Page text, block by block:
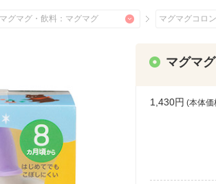
マグマ
1,430円 (本体価